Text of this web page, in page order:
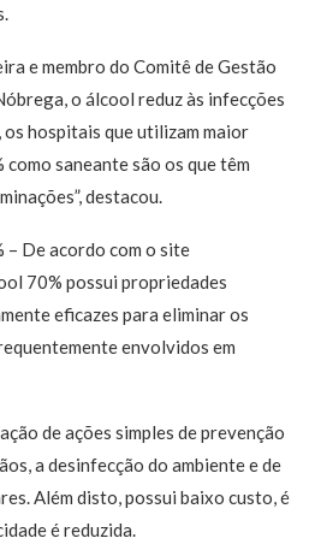
e membro do Comitê de Gestão
o álcool reduz às infecções
hospitais que utilizam maior
saneante são os que têm
destacou.
De acordo com o site
70% possui propriedades
eficazes para eliminar os
envolvidos em
de ações simples de prevenção
a desinfecção do ambiente e de
Além disto, possui baixo custo, é
é reduzida.